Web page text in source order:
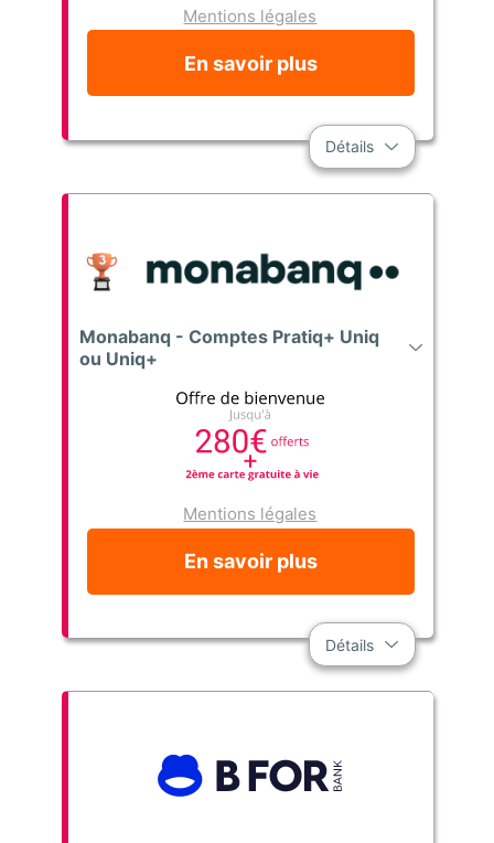
Mentions légales
En savoir plus
Détails
Monabanq - Comptes Pratiq+ Uniq
ou Uniq+
Mentions légales
En savoir plus
Détails